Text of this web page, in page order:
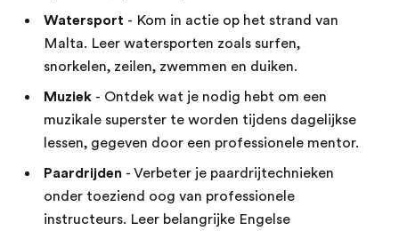
Watersport - Kom in actie op het strand van
Malta. Leer watersporten zoals surfen,
snorkelen, zeilen, zwemmen en duiken.
Muziek - Ontdek wat je nodig hebt om een
muzikale superster te worden tijdens dagelijkse
lessen, gegeven door een professionele mentor.
Paardrijden - Verbeter je paardrijtechnieken
onder toeziend oog van professionele
instructeurs. Leer belangrijke Engelse